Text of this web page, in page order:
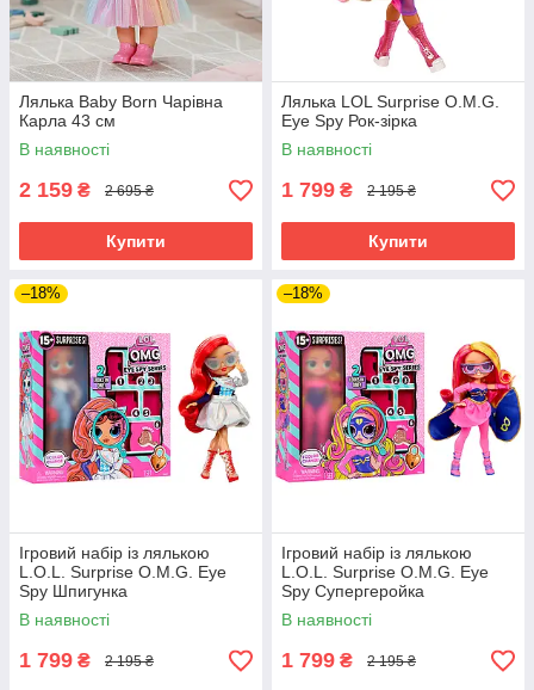
Лялька Baby Born Чарівна
Карла 43 см
В наявності
2 159 ₴ 2 695 ₴
Купити
Лялька LOL Surprise O.M.G.
Eye Spy Рок-зірка
В наявності
1 799 ₴ 2 195 ₴
Купити
–18%
Ігровий набір із лялькою
L.O.L. Surprise O.M.G. Eye
Spy Шпигунка
В наявності
1 799 ₴ 2 195 ₴
–18%
Ігровий набір із лялькою
L.O.L. Surprise O.M.G. Eye
Spy Супергеройка
В наявності
1 799 ₴ 2 195 ₴